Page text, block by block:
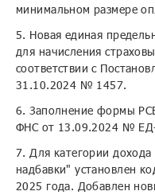
минимальном размере
5. Новая единая
для начисления
соответствии с
31.10.2024 № 1457.
6. Заполнение формы
ФНС от 13.09.2024 №
7. Для категории
надбавки" установлен
2025 года. Добавлен